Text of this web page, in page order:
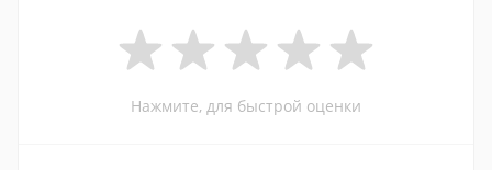
Нажмите, для быстрой оценки